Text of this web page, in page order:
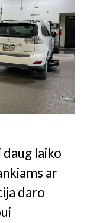
laiko
ar
daro